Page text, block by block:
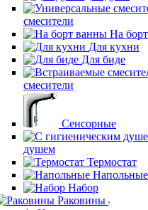
смесители
На
Для кухни
Для биде
смесители
Сенсорные
душем
Термостат
Напольные
Набор
Раковины